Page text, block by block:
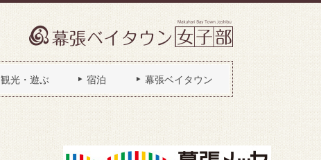
観光・遊ぶ 宿泊 幕張ベイタウン